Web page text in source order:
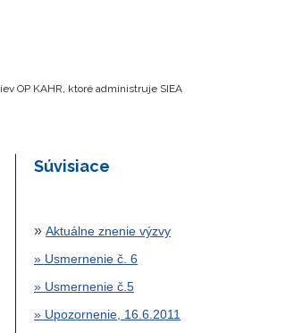
OP KAHR, ktoré administruje SIEA
Súvisiace
» Aktuálne znenie výzvy
» Usmernenie č. 6
» Usmernenie č.5
» Upozornenie, 16.6.2011